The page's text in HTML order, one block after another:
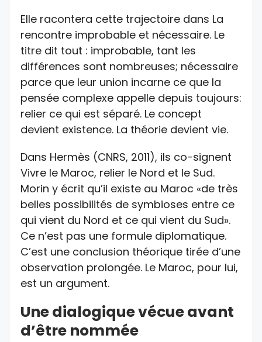
Elle racontera cette trajectoire dans La
rencontre improbable et nécessaire. Le
titre dit tout : improbable, tant les
différences sont nombreuses; nécessaire
parce que leur union incarne ce que la
pensée complexe appelle depuis toujours:
relier ce qui est séparé. Le concept
devient existence. La théorie devient vie.
Dans Hermès (CNRS, 2011), ils co-signent
Vivre le Maroc, relier le Nord et le Sud.
Morin y écrit qu’il existe au Maroc «de très
belles possibilités de symbioses entre ce
qui vient du Nord et ce qui vient du Sud».
Ce n’est pas une formule diplomatique.
C’est une conclusion théorique tirée d’une
observation prolongée. Le Maroc, pour lui,
est un argument.
Une dialogique vécue avant
d’être nommée